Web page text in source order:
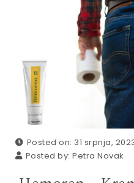
Posted on: 31 srpnja,
Posted by: Petra Novak